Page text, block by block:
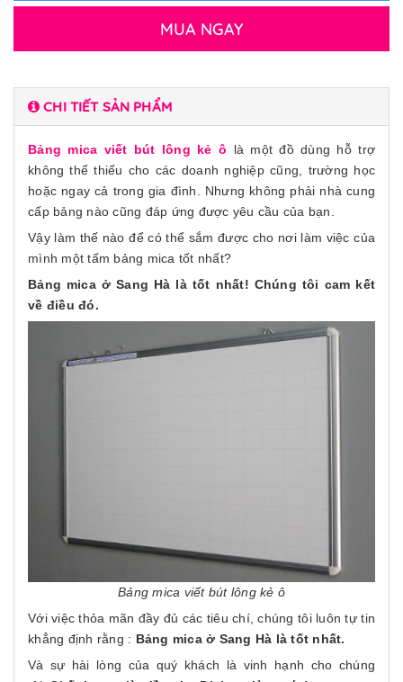
MUA NGAY
CHI TIẾT SẢN PHẨM
Bảng mica viết bút lông kẻ ô là một đồ dùng hỗ trợ
không thể thiếu cho các doanh nghiệp cũng, trường học
hoặc ngay cả trong gia đình. Nhưng không phải nhà cung
cấp bảng nào cũng đáp ứng được yêu cầu của bạn.
Vậy làm thế nào để có thể sắm được cho nơi làm việc của
mình một tấm bảng mica tốt nhất?
Bảng mica ở Sang Hà là tốt nhất! Chúng tôi cam kết
về điều đó.
Bảng mica viết bút lông kẻ ô
Với việc thỏa mãn đầy đủ các tiêu chí, chúng tôi luôn tự tin
khẳng định rằng : Bảng mica ở Sang Hà là tốt nhất.
Và sự hài lòng của quý khách là vinh hạnh cho chúng